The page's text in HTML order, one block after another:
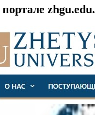
zhgu.edu.